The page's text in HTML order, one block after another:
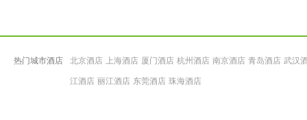
热门城市酒店 北京酒店 上海酒店 厦门酒店 杭州酒店 南京酒店 青岛酒店 武汉
江酒店 丽江酒店 东莞酒店 珠海酒店